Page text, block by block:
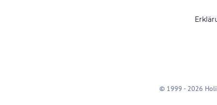
© 1999 - 2026